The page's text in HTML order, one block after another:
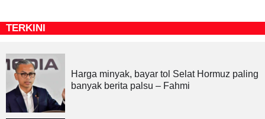
TERKINI
Harga minyak, bayar tol Selat Hormuz paling
banyak berita palsu – Fahmi